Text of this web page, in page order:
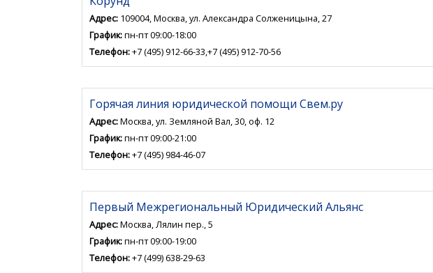
Адрес: 109004, Москва, ул. Александра Солженицына, 27
График:пн-пт 09:00-18:00
Телефон:+7 (495) 912-66-33,+7 (495) 912-70-56
Горячая линия юридической помощи Свем.ру
Адрес:Москва, ул. Земляной Вал, 30, оф. 12
График:пн-пт 09:00-21:00
Телефон:+7 (495) 984-46-07
Первый Межрегиональный Юридический Альянс
Адрес:Москва, Лялин пер., 5
График:пн-пт 09:00-19:00
Телефон:+7 (499) 638-29-63